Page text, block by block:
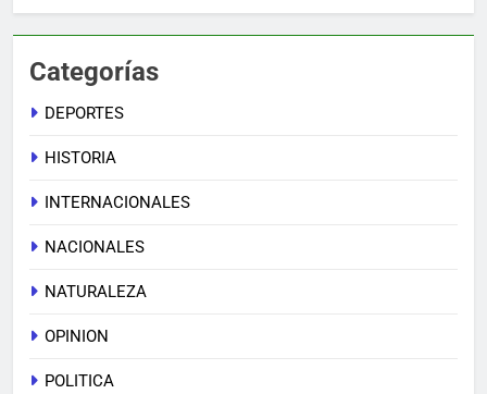
Categorías
DEPORTES
HISTORIA
INTERNACIONALES
NACIONALES
NATURALEZA
OPINION
POLITICA